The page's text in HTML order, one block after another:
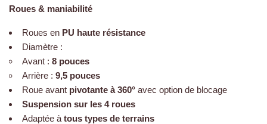
Roues & maniabilité
Roues en PU haute résistance
Diamètre :
Avant : 8 pouces
Arrière : 9,5 pouces
Roue avant pivotante à 360° avec option de blocage
Suspension sur les 4 roues
Adaptée à tous types de terrains